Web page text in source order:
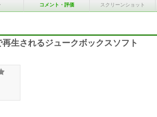
コメント・評価 スクリーンショット
生されるジュークボックスソフト